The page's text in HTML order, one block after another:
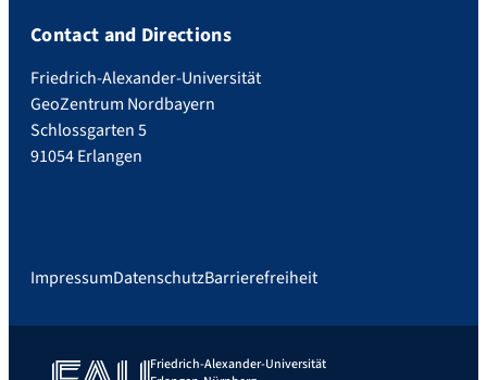
Contact and Directions
Friedrich-Alexander-Universität
GeoZentrum Nordbayern
Schlossgarten 5
91054 Erlangen
ImpressumDatenschutzBarrierefreiheit
Friedrich-Alexander-Universität